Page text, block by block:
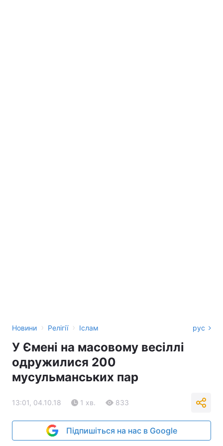
Новини › Релігії › Іслам рус
У Ємені на масовому весіллі
одружилися 200
мусульманських пар
13:01, 04.10.18 1 хв. 833
Підпишіться на нас в Google